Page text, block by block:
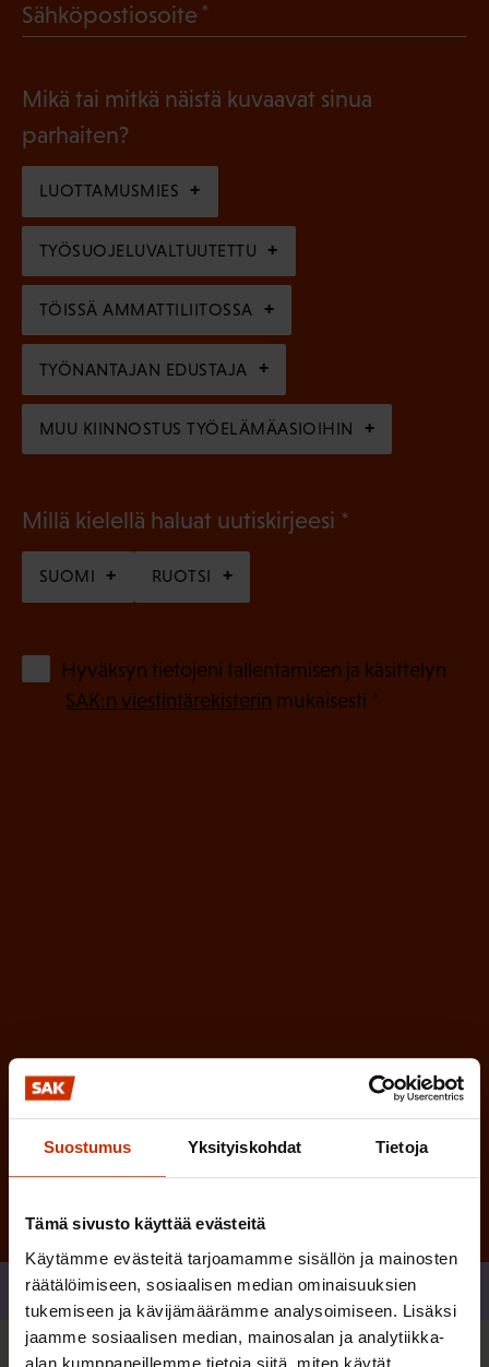
Suostumus Yksityiskohdat Tietoja
Tämä sivusto käyttää evästeitä
Käytämme evästeitä tarjoamamme sisällön ja mainosten
räätälöimiseen, sosiaalisen median ominaisuuksien
tukemiseen ja kävijämäärämme analysoimiseen. Lisäksi
jaamme sosiaalisen median, mainosalan ja analytiikka-
alan kumppaneillemme tietoja siitä, miten käytät
l
n
e
)
k
l
i
n
e
n
)
Sähköpostiosoite
l
i
n
e
n
)
Mikä tai mitkä näistä kuvaavat sinua
parhaiten?
LUOTTAMUSMIES
TYÖSUOJELUVALTUUTETTU
TÖISSÄ AMMATTILIITOSSA
TYÖNANTAJAN EDUSTAJA
MUU KIINNOSTUS TYÖELÄMÄASIOIHIN
Millä kielellä haluat uutiskirjeesi
o
l
SUOMI RUOTSI
Hyväksyn tietojeni tallentamisen ja käsittelyn
SAK:n viestintärekisterin mukaisesti *
Tilaa
Jaa